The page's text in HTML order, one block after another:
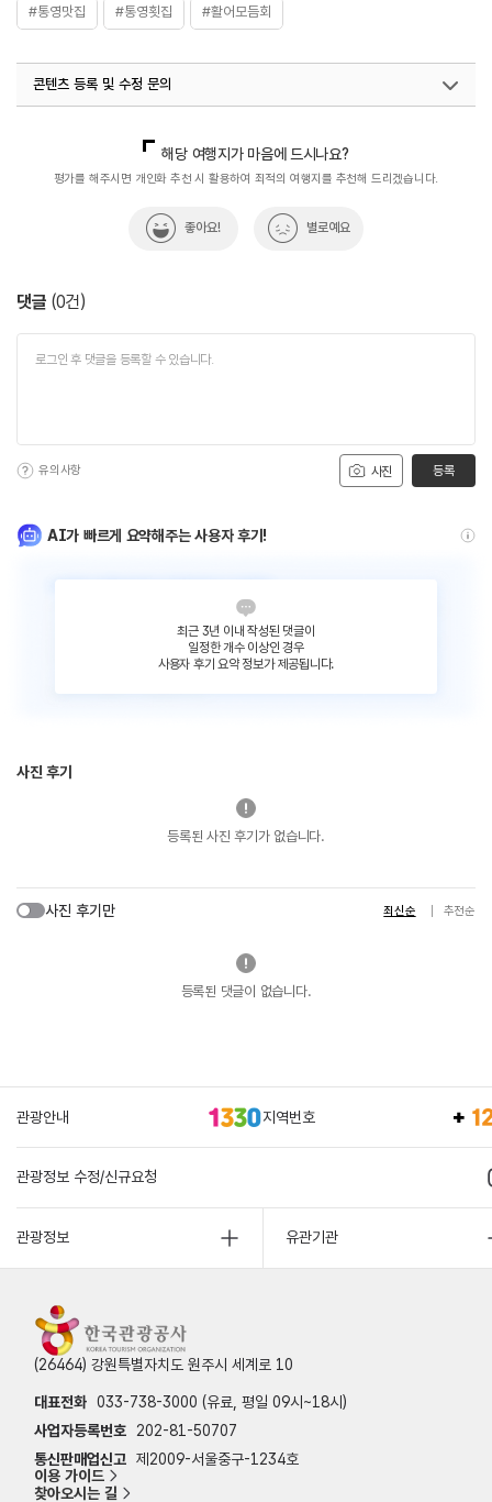
#통영맛집 #통영횟집 #활어모듬회
콘텐츠 등록 및 수정 문의
해당 여행지가 마음에 드시나요?
평가를 해주시면 개인화 추천 시 활용하여 최적의 여행지를 추천해 드리겠습니다.
좋아요! 별로예요
댓글 (0건)
사진
유의사항 등록
AI가 빠르게 요약해주는 사용자 후기!
최근 3년 이내 작성된 댓글이
일정한 개수 이상인 경우
사용자 후기 요약 정보가 제공됩니다.
사진 후기
등록된 사진 후기가 없습니다.
사진 후기만 최신순 추천순
등록된 댓글이 없습니다.
관광안내 지역번호
관광정보 수정/신규요청
관광정보 유관기관
(26464) 강원특별자치도 원주시 세계로 10
대표전화 033-738-3000 (유료, 평일 09시~18시)
사업자등록번호
202-81-50707
통신판매업신고 제2009-서울중구-1234호
이용 가이드
찾아오시는 길